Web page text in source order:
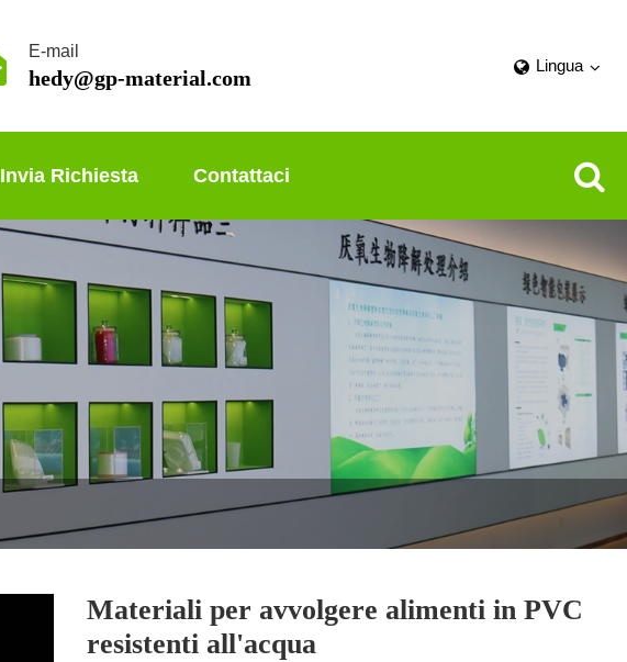
E-mail
hedy@gp-material.com
Lingua
Invia Richiesta Contattaci
Materiali per avvolgere alimenti in PVC
resistenti all'acqua